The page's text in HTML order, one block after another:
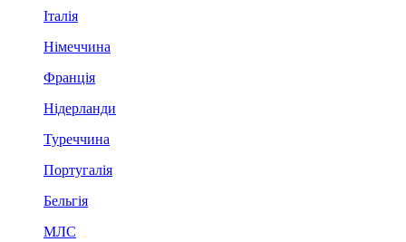
Італія
Німеччина
Франція
Нідерланди
Туреччина
Португалія
Бельгія
МЛС